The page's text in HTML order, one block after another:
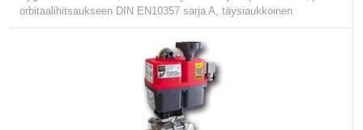
orbitaalihitsaukseen DIN EN10357 sarja A, täysiaukkoinen